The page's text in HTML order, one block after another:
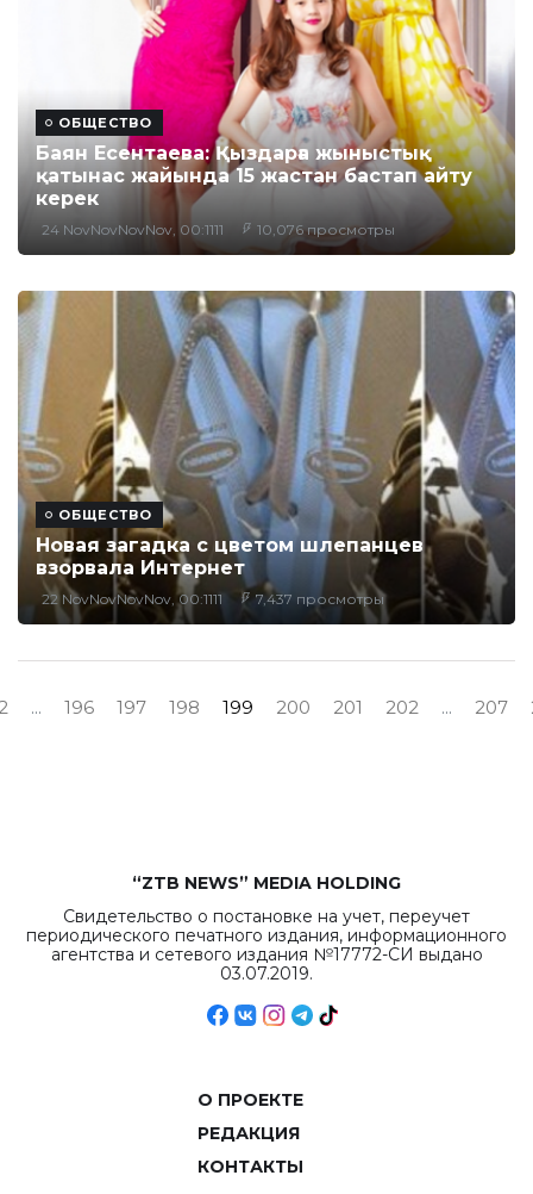
ОБЩЕСТВО
Баян Есентаева: Қыздарға жыныстық
қатынас жайында 15 жастан бастап айту
керек
24 NovNovNovNov, 00:1111 10,076 просмотры
ОБЩЕСТВО
Новая загадка с цветом шлепанцев
взорвала Интернет
22 NovNovNovNov, 00:1111 7,437 просмотры
... 196 197 198 199 200 201 202 ... 207
“ZTB NEWS” MEDIA HOLDING
Свидетельство о постановке на учет, переучет
периодического печатного издания, информационного
агентства и сетевого издания №17772-СИ выдано
03.07.2019.
О ПРОЕКТЕ
РЕДАКЦИЯ
КОНТАКТЫ